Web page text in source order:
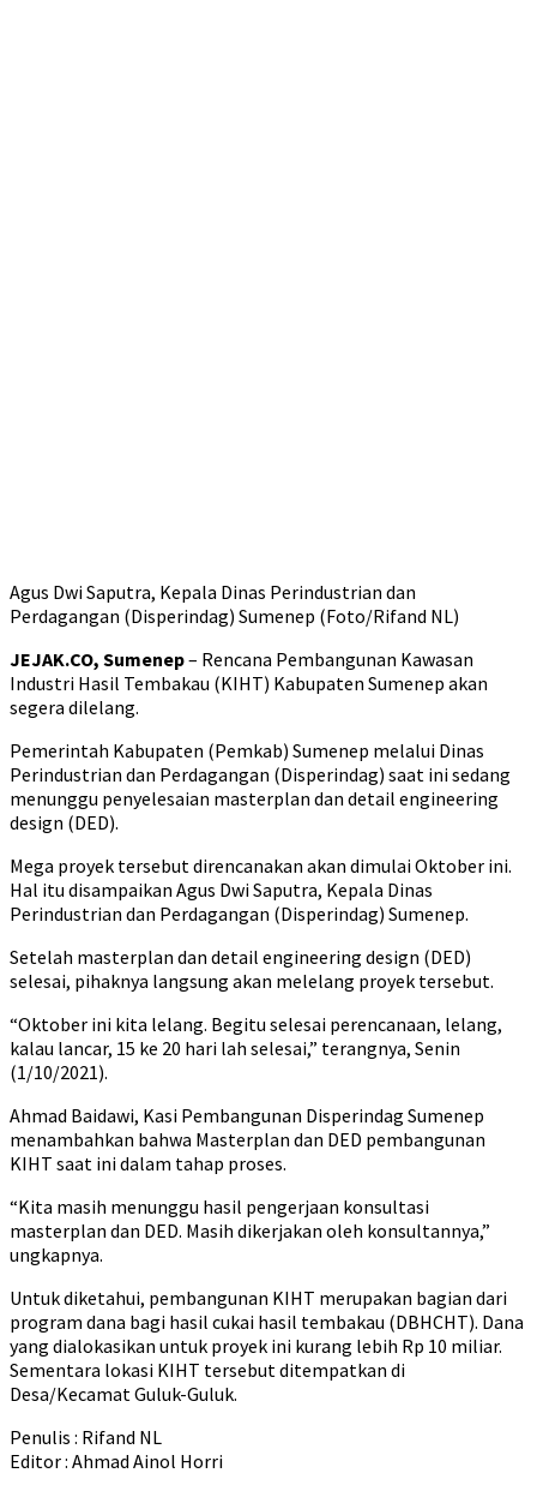
Agus Dwi Saputra, Kepala Dinas Perindustrian dan
Perdagangan (Disperindag) Sumenep (Foto/Rifand NL)
JEJAK.CO, Sumenep– Rencana Pembangunan Kawasan
Industri Hasil Tembakau (KIHT) Kabupaten Sumenep akan
segera dilelang.
Pemerintah Kabupaten (Pemkab) Sumenep melalui Dinas
Perindustrian dan Perdagangan (Disperindag) saat ini sedang
menunggu penyelesaian masterplan dan detail engineering
design (DED).
Mega proyek tersebut direncanakan akan dimulai Oktober ini.
Hal itu disampaikan Agus Dwi Saputra, Kepala Dinas
Perindustrian dan Perdagangan (Disperindag) Sumenep.
Setelah masterplan dan detail engineering design (DED)
selesai, pihaknya langsung akan melelang proyek tersebut.
“Oktober ini kita lelang. Begitu selesai perencanaan, lelang,
kalau lancar, 15 ke 20 hari lah selesai,” terangnya, Senin
(1/10/2021).
Ahmad Baidawi, Kasi Pembangunan Disperindag Sumenep
menambahkan bahwa Masterplan dan DED pembangunan
KIHT saat ini dalam tahap proses.
“Kita masih menunggu hasil pengerjaan konsultasi
masterplan dan DED. Masih dikerjakan oleh konsultannya,”
ungkapnya.
Untuk diketahui, pembangunan KIHT merupakan bagian dari
program dana bagi hasil cukai hasil tembakau (DBHCHT). Dana
yang dialokasikan untuk proyek ini kurang lebih Rp 10 miliar.
Sementara lokasi KIHT tersebut ditempatkan di
Desa/Kecamat Guluk-Guluk.
Penulis : Rifand NL
Editor : Ahmad Ainol Horri